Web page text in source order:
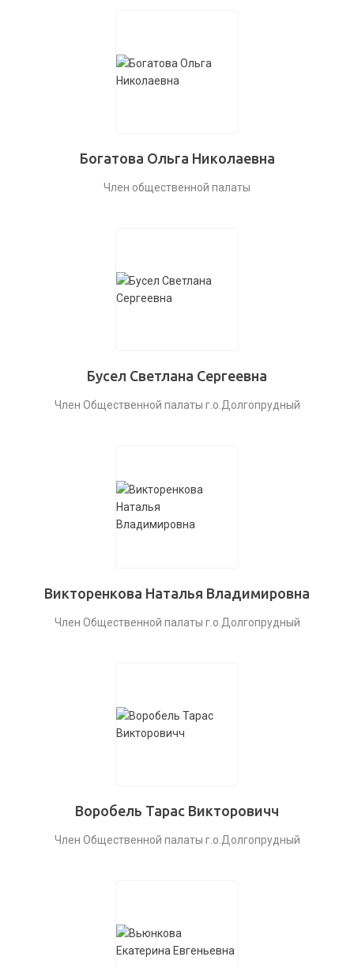
Богатова Ольга Николаевна
Член общественной палаты
Бусел Светлана Сергеевна
Член Общественной палаты г.о.Долгопрудный
Викторенкова Наталья Владимировна
Член Общественной палаты г.о.Долгопрудный
Воробель Тарас Викторовичч
Член Общественной палаты г.о.Долгопрудный